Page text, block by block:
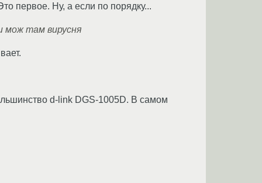
первое. Ну, а если по порядку...
мож там вирусня
d-link DGS-1005D. В самом